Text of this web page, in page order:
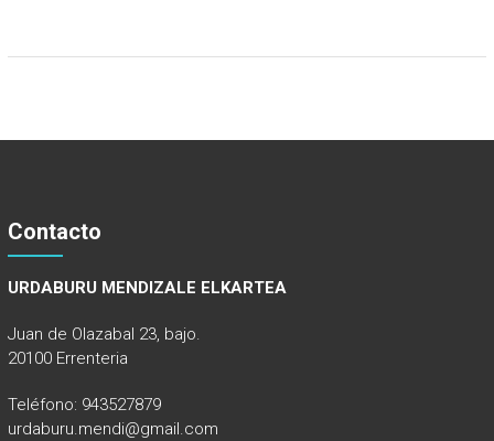
Contacto
URDABURU MENDIZALE ELKARTEA
Juan de Olazabal 23, bajo.
20100 Errenteria
Teléfono: 943527879
urdaburu.mendi@gmail.com